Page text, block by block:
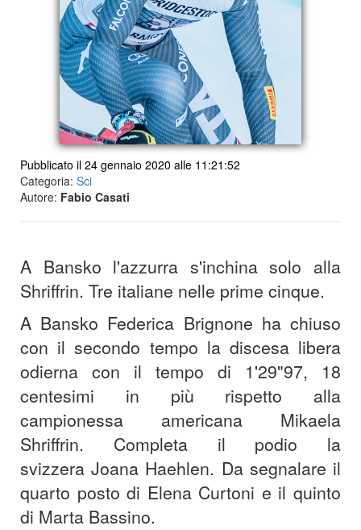
Pubblicato il 24 gennaio 2020 alle 11:21:52
Categoria: Sci
Autore: Fabio Casati
A Bansko l'azzurra s'inchina solo alla
Shriffrin. Tre italiane nelle prime cinque.
A Bansko Federica Brignone ha chiuso
con il secondo tempo la discesa libera
odierna con il tempo di 1'29"97, 18
centesimi in più rispetto alla
campionessa americana Mikaela
Shriffrin. Completa il podio la
svizzera Joana Haehlen. Da segnalare il
quarto posto di Elena Curtoni e il quinto
di Marta Bassino.